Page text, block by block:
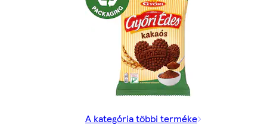
A kategória többi terméke